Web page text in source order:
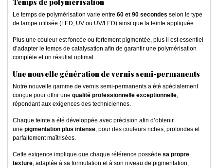
Temps de polymérisation
Le temps de polymérisation varie entre 60 et 90 secondes selon le type
de lampe utilisée (LED, UV ou UV/LED) ainsi que la teinte appliquée.
Plus une couleur est foncée ou fortement pigmentée, plus il est essentiel
d’adapter le temps de catalysation afin de garantir une polymérisation
complète et un résultat optimal.
Une nouvelle génération de vernis semi-permanents
Notre nouvelle gamme de vernis semi-permanents a été spécialement
conçue pour offrir une qualité professionnelle exceptionnelle,
répondant aux exigences des techniciennes.
Chaque teinte a été développée avec précision afin d’obtenir
une pigmentation plus intense, pour des couleurs riches, profondes et
parfaitement maîtrisées.
Cette exigence implique que chaque référence possède sa propre
texture, adaptée à sa formulation et à son niveau de pigmentation,